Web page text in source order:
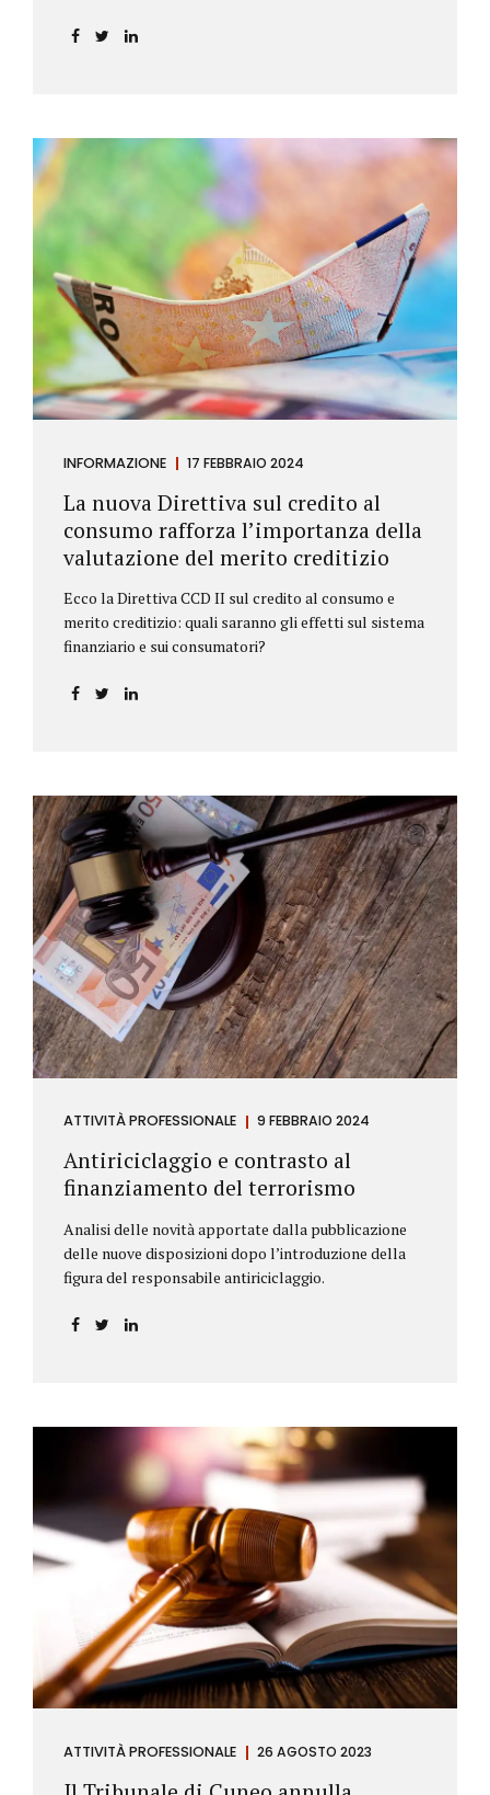
INFORMAZIONE 17 FEBBRAIO 2024
La nuova Direttiva sul credito al
consumo rafforza l’importanza della
valutazione del merito creditizio
Ecco la Direttiva CCD II sul credito al consumo e
merito creditizio: quali saranno gli effetti sul sistema
finanziario e sui consumatori?
ATTIVITÀ PROFESSIONALE 9 FEBBRAIO 2024
Antiriciclaggio e contrasto al
finanziamento del terrorismo
Analisi delle novità apportate dalla pubblicazione
delle nuove disposizioni dopo l’introduzione della
figura del responsabile antiriciclaggio.
ATTIVITÀ PROFESSIONALE 26 AGOSTO 2023